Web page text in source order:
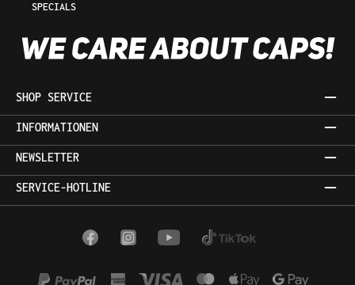
SPECIALS
SHOP SERVICE
INFORMATIONEN
NEWSLETTER
SERVICE-HOTLINE